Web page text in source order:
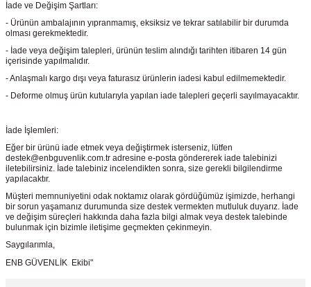
İade ve Değişim Şartları:
- Ürünün ambalajının yıpranmamış, eksiksiz ve tekrar satılabilir bir durumda
olması gerekmektedir.
- İade veya değişim talepleri, ürünün teslim alındığı tarihten itibaren 14 gün
içerisinde yapılmalıdır.
- Anlaşmalı kargo dışı veya faturasız ürünlerin iadesi kabul edilmemektedir.
- Deforme olmuş ürün kutularıyla yapılan iade talepleri geçerli sayılmayacaktır.
İade İşlemleri:
Eğer bir ürünü iade etmek veya değiştirmek isterseniz, lütfen
destek@enbguvenlik.com.tr adresine e-posta göndererek iade talebinizi
iletebilirsiniz. İade talebiniz incelendikten sonra, size gerekli bilgilendirme
yapılacaktır.
Müşteri memnuniyetini odak noktamız olarak gördüğümüz işimizde, herhangi
bir sorun yaşamanız durumunda size destek vermekten mutluluk duyarız. İade
ve değişim süreçleri hakkında daha fazla bilgi almak veya destek talebinde
bulunmak için bizimle iletişime geçmekten çekinmeyin.
Saygılarımla,
ENB GÜVENLİK Ekibi"